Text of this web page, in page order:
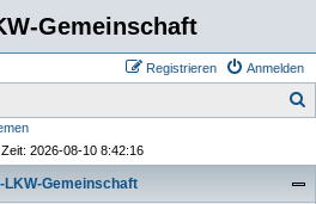
Gemeinschaft
Anmelden
Registrieren
2026-08-10 8:42:16
LKW-Gemeinschaft